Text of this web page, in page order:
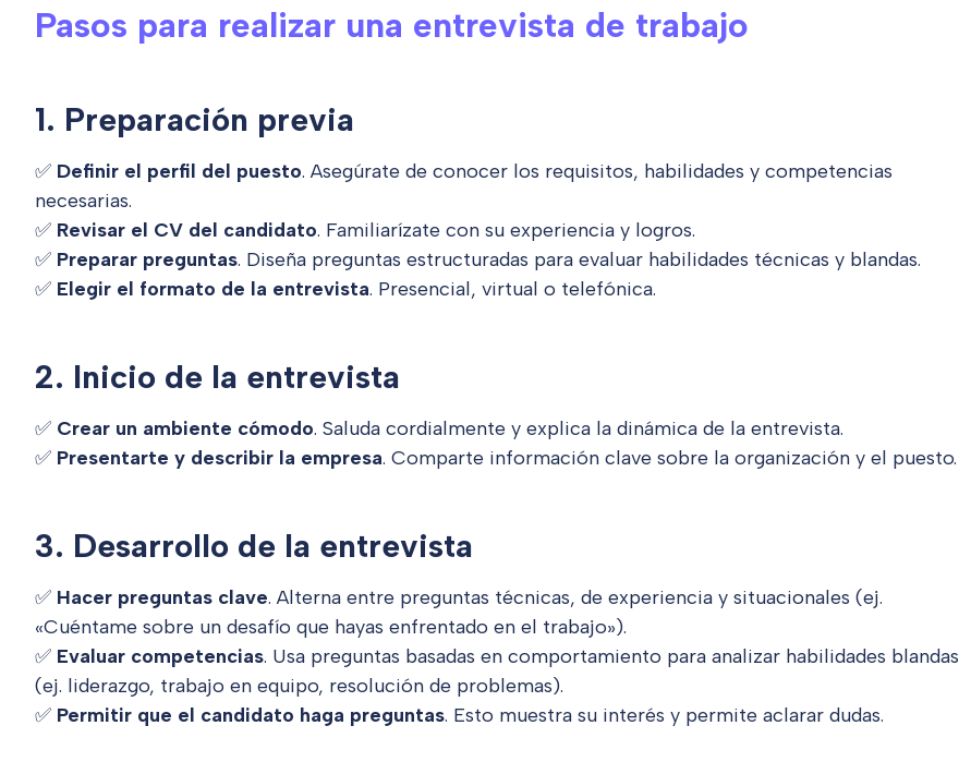
Pasos para realizar una entrevista de trabajo
1. Preparación previa
✅ Definir el perfil del puesto. Asegúrate de conocer los requisitos, habilidades y competencias
necesarias.
✅ Revisar el CV del candidato. Familiarízate con su experiencia y logros.
✅ Preparar preguntas. Diseña preguntas estructuradas para evaluar habilidades técnicas y blandas.
✅ Elegir el formato de la entrevista. Presencial, virtual o telefónica.
2. Inicio de la entrevista
✅ Crear un ambiente cómodo. Saluda cordialmente y explica la dinámica de la entrevista.
✅ Presentarte y describir la empresa. Comparte información clave sobre la organización y el puesto.
3. Desarrollo de la entrevista
✅ Hacer preguntas clave. Alterna entre preguntas técnicas, de experiencia y situacionales (ej.
«Cuéntame sobre un desafío que hayas enfrentado en el trabajo»).
✅ Evaluar competencias. Usa preguntas basadas en comportamiento para analizar habilidades blandas
(ej. liderazgo, trabajo en equipo, resolución de problemas).
✅ Permitir que el candidato haga preguntas. Esto muestra su interés y permite aclarar dudas.